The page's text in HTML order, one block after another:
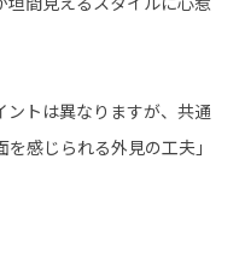
トは異なりますが、共通
感じられる外見の工夫」